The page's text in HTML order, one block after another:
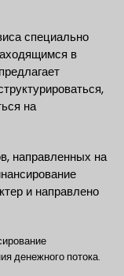
специально
в
на
направленных на
и направлено
денежного потока.